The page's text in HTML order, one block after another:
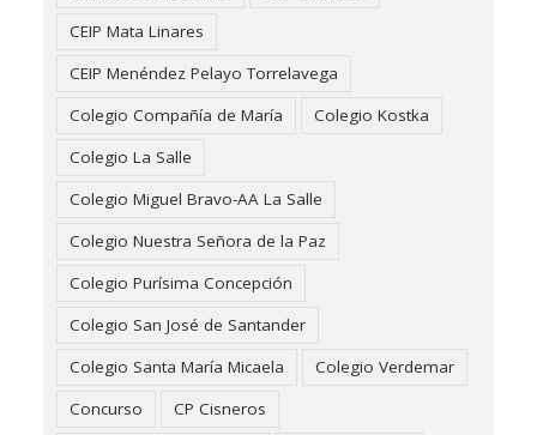
CEIP Mata Linares
CEIP Menéndez Pelayo Torrelavega
Colegio Compañía de María
Colegio Kostka
Colegio La Salle
Colegio Miguel Bravo-AA La Salle
Colegio Nuestra Señora de la Paz
Colegio Purísima Concepción
Colegio San José de Santander
Colegio Santa María Micaela
Colegio Verdemar
Concurso
CP Cisneros